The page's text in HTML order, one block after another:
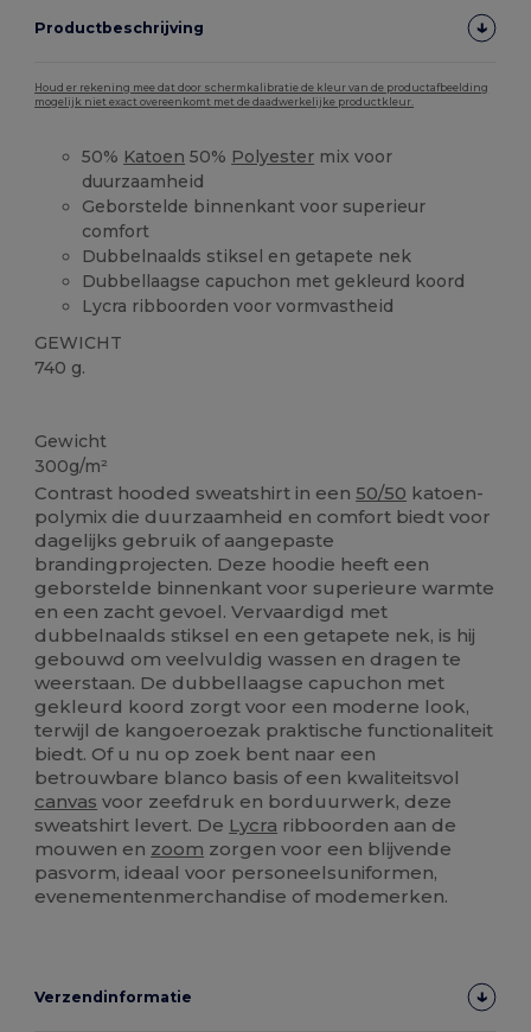
Productbeschrijving
Houd er rekening mee dat door schermkalibratie de kleur van de productafbeelding
mogelijk niet exact overeenkomt met de daadwerkelijke productkleur.
50% Katoen 50% Polyester mix voor
duurzaamheid
Geborstelde binnenkant voor superieur
comfort
Dubbelnaalds stiksel en getapete nek
Dubbellaagse capuchon met gekleurd koord
Lycra ribboorden voor vormvastheid
GEWICHT
740 g.
Gewicht
300g/m²
Contrast hooded sweatshirt in een50/50 katoen-
polymix die duurzaamheid en comfort biedt voor
dagelijks gebruik of aangepaste
brandingprojecten. Deze hoodie heeft een
geborstelde binnenkant voor superieure warmte
en een zacht gevoel. Vervaardigd met
dubbelnaalds stiksel en een getapete nek, is hij
gebouwd om veelvuldig wassen en dragen te
weerstaan. De dubbellaagse capuchon met
gekleurd koord zorgt voor een moderne look,
terwijl de kangoeroezak praktische functionaliteit
biedt. Of u nu op zoek bent naar een
betrouwbare blanco basis of een kwaliteitsvol
canvas voor zeefdruk en borduurwerk, deze
sweatshirt levert. De Lycra ribboorden aan de
mouwen en zoom zorgen voor een blijvende
pasvorm, ideaal voor personeelsuniformen,
evenementenmerchandise of modemerken.
Verzendinformatie